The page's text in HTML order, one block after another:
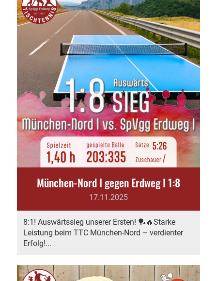
München-Nord I gegen Erdweg I 1:8
17.11.2025
8:1! Auswärtssieg unserer Ersten! 🏓🔥Starke
Leistung beim TTC München-Nord – verdienter
Erfolg!...